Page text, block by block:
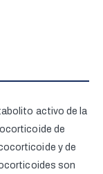
activo de la
de
y de
son